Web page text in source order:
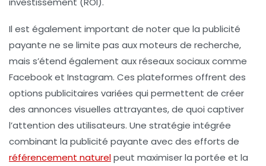
Il est également important de noter que la publicité
payante ne se limite pas aux moteurs de recherche,
mais s’étend également auxréseaux sociauxcomme
Facebook et Instagram. Ces plateformes offrent des
options publicitaires variées qui permettent de créer
des annonces visuelles attrayantes, de quoi captiver
l’attention des utilisateurs. Une stratégie intégrée
combinant la publicité payante avec des efforts de
référencement naturelpeut maximiser la portée et la